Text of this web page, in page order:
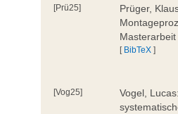
[Prü25]
Prüger,
[ BibTeX ]
[Vog25]
Vogel,